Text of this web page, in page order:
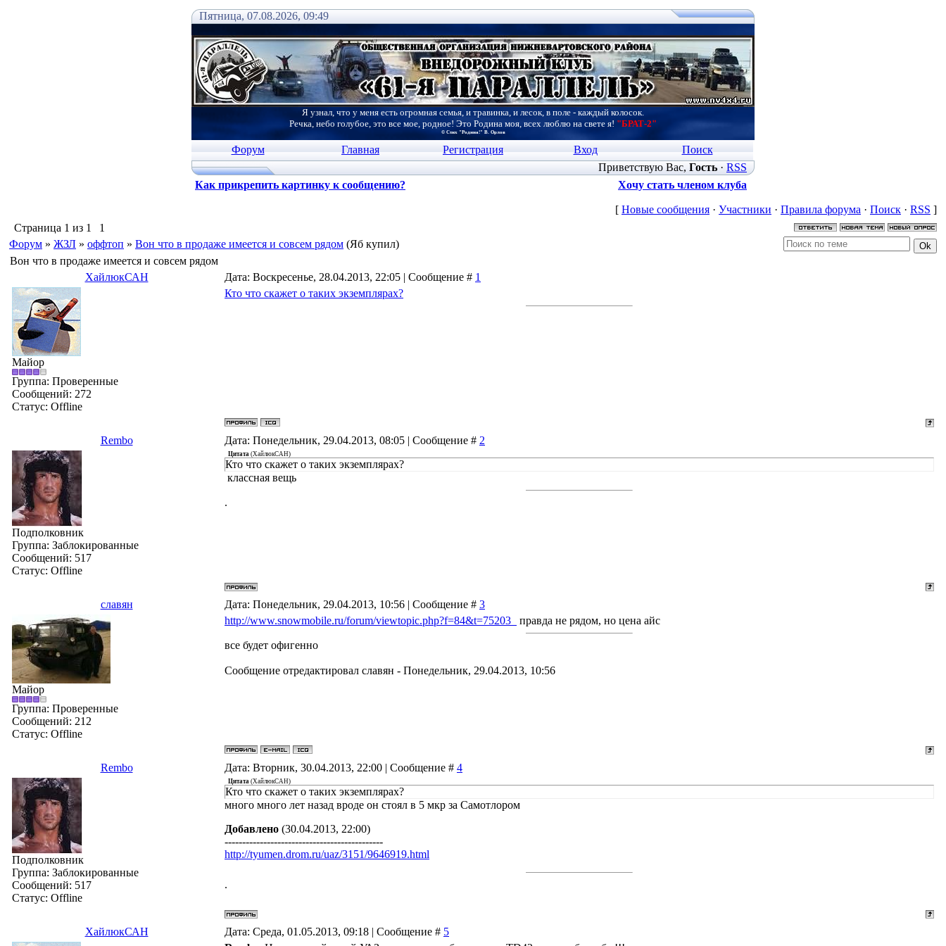
Пятница, 07.08.2026, 09:49
Я узнал, что у меня есть огромная семья, и травинка, и лесок, в поле - каждый колосок.
Речка, небо голубое, это все мое, родное! Это Родина моя, всех люблю на свете я! "БРАТ-2"
© Стих "Родина!" В. Орлов
Форум Главная Регистрация Вход
Поиск
Приветствую Вас, Гость· RSS
Как прикрепить картинку к сообщению?
Хочу стать членом клуба
[ Новые сообщения · Участники · Правила форума · Поиск · RSS ]
Страница 1 из 1
1
Форум » ЖЗЛ » оффтоп » Вон что в продаже имеется и совсем рядом (Яб купил)
Вон что в продаже имеется и совсем рядом
ХайлюкСАН
Дата: Воскресенье, 28.04.2013, 22:05 | Сообщение # 1
Майор
Группа: Проверенные
Сообщений: 272
Статус: Offline
Кто что скажет о таких экземплярах?
Rembo Дата: Понедельник, 29.04.2013, 08:05 | Сообщение # 2
Подполковник
Группа: Заблокированные
Сообщений: 517
Статус: Offline
Цитата (ХайлюкСАН)
Кто что скажет о таких экземплярах?
классная вещь
.
славян Дата: Понедельник, 29.04.2013, 10:56 | Сообщение # 3
Майор
Группа: Проверенные
Сообщений: 212
Статус: Offline
http://www.snowmobile.ru/forum/viewtopic.php?f=84&t=75203 правда не рядом, но цена айс
все будет офигенно
Сообщение отредактировал славян - Понедельник, 29.04.2013, 10:56
Rembo Дата: Вторник, 30.04.2013, 22:00 | Сообщение # 4
Подполковник
Группа: Заблокированные
Сообщений: 517
Статус: Offline
Цитата (ХайлюкСАН)
Кто что скажет о таких экземплярах?
много много лет назад вроде он стоял в 5 мкр за Самотлором
Добавлено (30.04.2013, 22:00)
---------------------------------------------
http://tyumen.drom.ru/uaz/3151/9646919.html
.
ХайлюкСАН Дата: Среда, 01.05.2013, 09:18 | Сообщение # 5